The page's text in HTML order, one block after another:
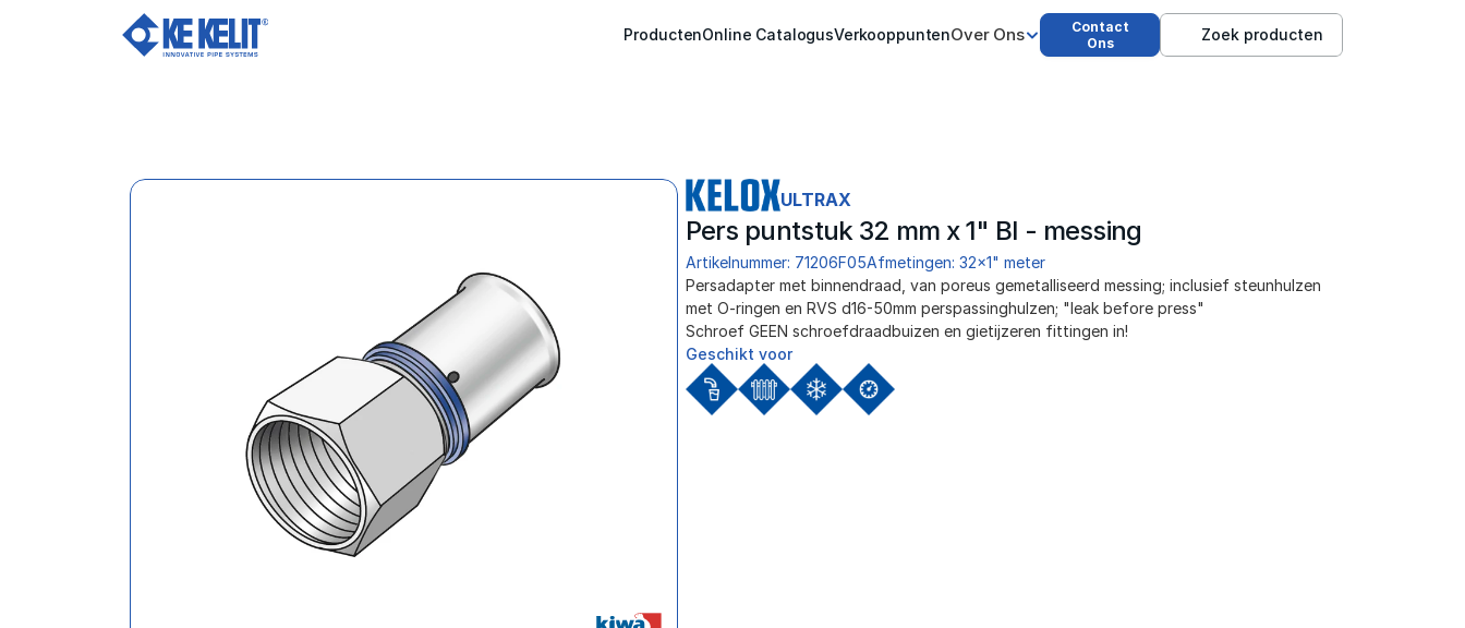
ProductenOnline CatalogusVerkooppuntenOver Ons
Contact
Ons
Zoek producten
ULTRAX
Pers puntstuk 32 mm x 1" BI - messing
Artikelnummer: 71206F05Afmetingen: 32x1" meter
Persadapter met binnendraad, van poreus gemetalliseerd messing; inclusief steunhulzen
met O-ringen en RVS d16-50mm perspassinghulzen; "leak before press"
Schroef GEEN schroefdraadbuizen en gietijzeren fittingen in!
Geschikt voor